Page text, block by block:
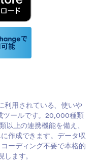
用されている、使いや
ツールです。20,000種類
以上の連携機能を備え、
作成できます。データ収
ーディング不要で本格的
ます。